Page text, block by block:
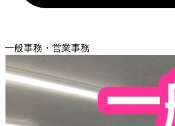
一般事務・営業事務